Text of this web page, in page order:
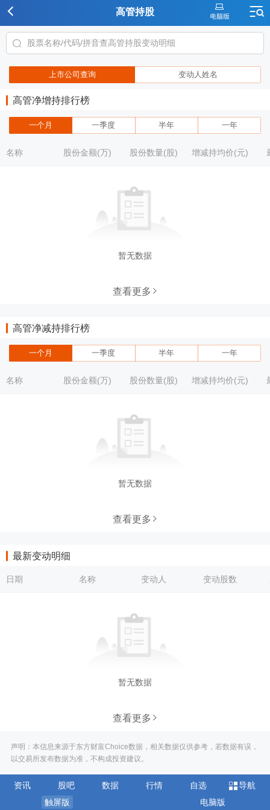
高管持股
上市公司查询 变动人姓名
高管净增持排行榜
一个月 一季度 半年 一年
名称 股份金额(万) 股份数量(股) 增减持均价(元)
暂无数据
查看更多
高管净减持排行榜
一个月 一季度 半年 一年
名称 股份金额(万) 股份数量(股) 增减持均价(元)
暂无数据
查看更多
最新变动明细
日期 名称 变动人 变动股数
暂无数据
查看更多
声明：本信息来源于东方财富Choice数据，相关数据仅供参考，若数据有误，
以交易所发布数据为准，不构成投资建议。
资讯 股吧 数据 行情 自选
导航
触屏版
电脑版